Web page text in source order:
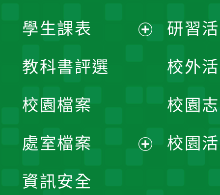
學生課表
單
教科書評選
校園檔案
處室檔案
資訊安全
研習
校外
校園
校園